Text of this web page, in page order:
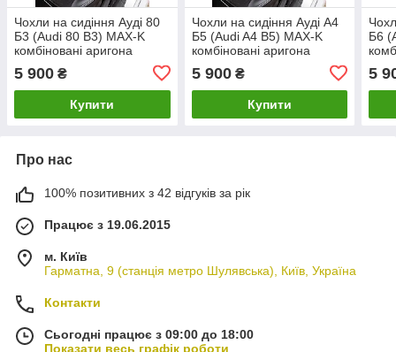
Чохли на сидіння Ауді 80
Б3 (Audi 80 B3) MAX-K
комбіновані аригона
5 900 ₴
Купити
Чохли на сидіння Ауді А4
Б5 (Audi A4 B5) MAX-K
комбіновані аригона
5 900₴
Купити
Б6
5
Про нас
100% позитивних з 42 відгуків за рік
Працює з 19.06.2015
м. Київ
Гарматна, 9 (станція метро Шулявська), Київ, Україна
Контакти
Сьогодні працює з 09:00 до 18:00
Показати весь графік роботи